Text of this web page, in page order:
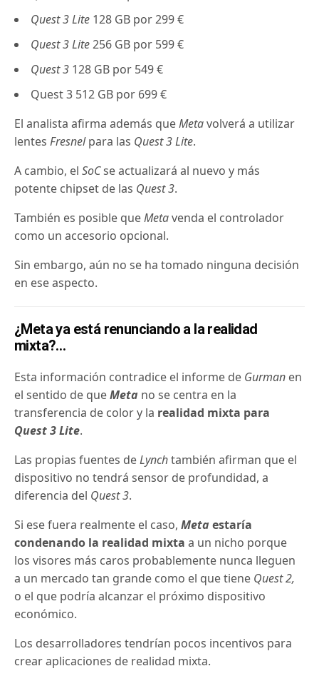
Quest 3 Lite 128 GB por 299 €
Quest 3 Lite256 GB por 599 €
Quest 3 128 GB por 549 €
Quest 3 512 GB por 699 €
El analista afirma además queMetavolverá a utilizar
lentesFresnelpara las Quest 3 Lite.
A cambio, elSoCse actualizará al nuevo y más
potente chipset de las Quest 3.
También es posible queMetavenda el controlador
como un accesorio opcional.
Sin embargo, aún no se ha tomado ninguna decisión
en ese aspecto.
¿Meta ya está renunciando a la realidad
mixta?…
Esta información contradice el informe de Gurman en
el sentido de queMeta no se centra en la
transferencia de color y la realidad mixta para
Quest 3 Lite.
Las propias fuentes deLynchtambién afirman que el
dispositivo no tendrá sensor de profundidad, a
diferencia del Quest 3.
Si ese fuera realmente el caso, Meta estaría
condenando la realidad mixta a un nicho porque
los visores más caros probablemente nunca lleguen
a un mercado tan grande como el que tiene Quest 2,
o el que podría alcanzar el próximo dispositivo
económico.
Los desarrolladores tendrían pocos incentivos para
crear aplicaciones de realidad mixta.